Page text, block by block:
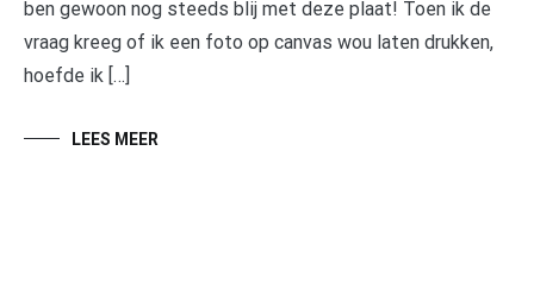
ben gewoon nog steeds blij met deze plaat! Toen ik de
vraag kreeg of ik een foto op canvas wou laten drukken,
hoefde ik […]
LEES MEER